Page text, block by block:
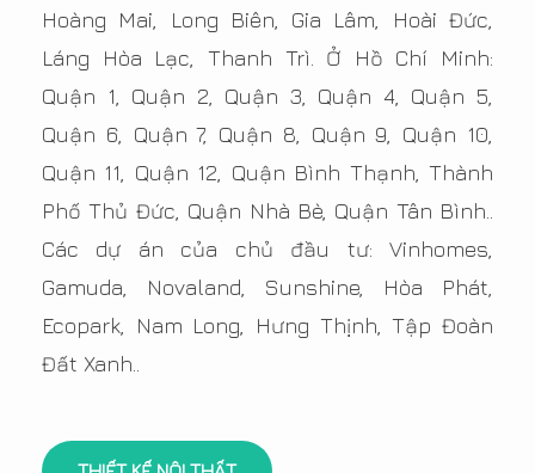
Hoàng Mai, Long Biên, Gia Lâm, Hoài Đức,
Láng Hòa Lạc, Thanh Trì. Ở Hồ Chí Minh:
Quận 1, Quận 2, Quận 3, Quận 4, Quận 5,
Quận 6, Quận 7, Quận 8, Quận 9, Quận 10,
Quận 11, Quận 12, Quận Bình Thạnh, Thành
Phố Thủ Đức, Quận Nhà Bè, Quận Tân Bình..
Các dự án của chủ đầu tư: Vinhomes,
Gamuda, Novaland, Sunshine, Hòa Phát,
Ecopark, Nam Long, Hưng Thịnh, Tập Đoàn
Đất Xanh..